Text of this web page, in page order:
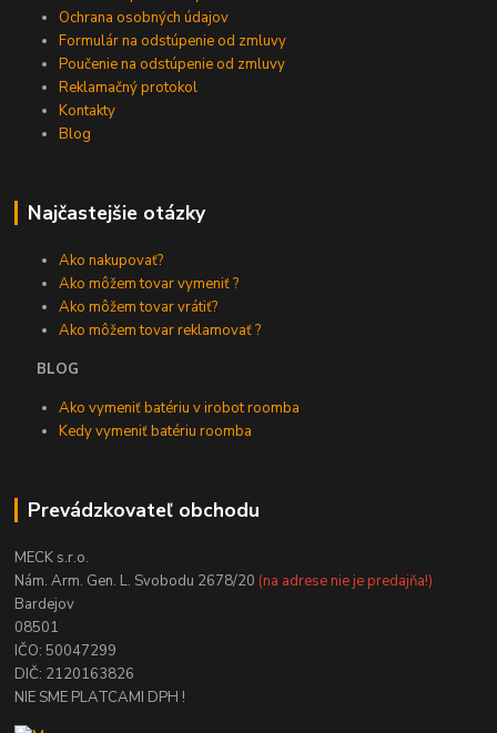
Ochrana osobných údajov
Formulár na odstúpenie od zmluvy
Poučenie na odstúpenie od zmluvy
Reklamačný protokol
Kontakty
Blog
Najčastejšie otázky
Ako nakupovať?
Ako môžem tovar vymeniť ?
Ako môžem tovar vrátiť?
Ako môžem tovar reklamovať ?
BLOG
Ako vymeniť batériu v irobot roomba
Kedy vymeniť batériu roomba
Prevádzkovateľ obchodu
MECK s.r.o.
Nám. Arm. Gen. L. Svobodu 2678/20 (na adrese nie je predajňa!)
Bardejov
08501
IČO: 50047299
DIČ: 2120163826
NIE SME PLATCAMI DPH !